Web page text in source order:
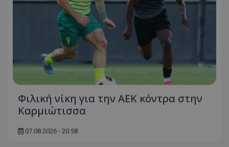
Φιλική νίκη για την ΑΕΚ κόντρα στην
Καρμιώτισσα
07.08.2026 - 20:58